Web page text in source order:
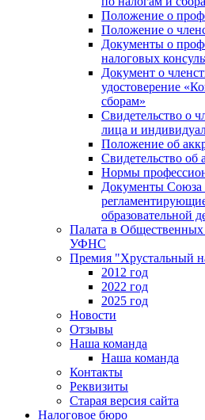
Положение о
Положение о
Документы о
налоговых
Документ о
удостоверение
сборам»
Свидетельство о
лица и
Положение об
Свидетельство об
Нормы
Документы
образовательной
Палата в
УФНС
Премия "Хрустальный
2012 год
2022 год
2025 год
Новости
Отзывы
Наша команда
Наша команда
Контакты
Реквизиты
Старая версия сайта
Налоговое бюро